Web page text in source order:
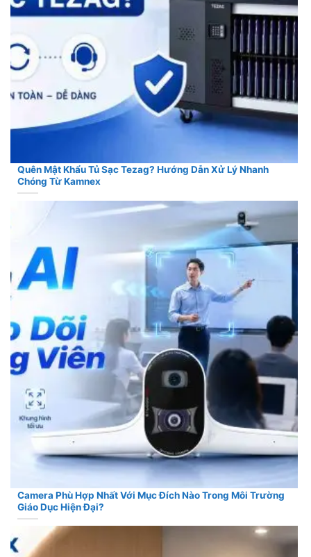
Quên Mật Khẩu Tủ Sạc Tezag? Hướng Dẫn Xử Lý Nhanh
Chóng Từ Kamnex
Camera Phù Hợp Nhất Với Mục Đích Nào Trong Môi Trường
Giáo Dục Hiện Đại?